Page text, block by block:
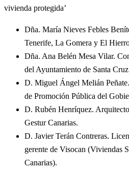
vivienda protegida’
Dña. María Nieves Febles
Tenerife, La Gomera y El
Dña. Ana Belén Mesa Vilar.
del Ayuntamiento de Santa
D. Miguel Ángel Melián
de Promoción Pública del
D. Rubén Henríquez.
Gestur Canarias.
D. Javier Terán Contreras.
gerente de Visocan (Viviendas
Canarias).